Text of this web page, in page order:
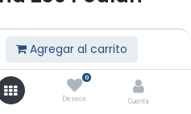
Agregar al carrito
0
Deseos Cuenta